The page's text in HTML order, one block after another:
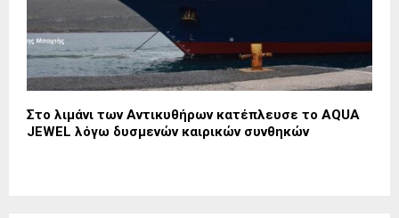
Στο λιμάνι των Αντικυθήρων κατέπλευσε το AQUA
JEWEL λόγω δυσμενών καιρικών συνθηκών